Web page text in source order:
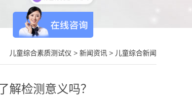
儿童综合素质测试仪 > 新闻资讯 > 儿童综合新闻
解检测意义吗？